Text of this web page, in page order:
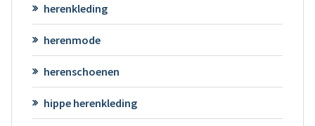
herenkleding
herenmode
herenschoenen
hippe herenkleding